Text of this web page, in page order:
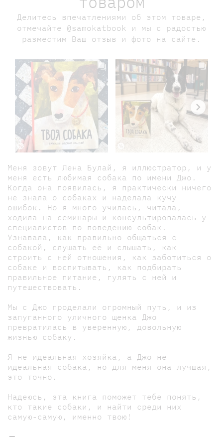
Делитесь впечатлениями об этом товаре,
отмечайте @samokatbook и мы с радостью
разместим Ваш отзыв и фото на сайте.
Меня зовут Лена Булай, я иллюстратор, и у
меня есть любимая собака по имени Джо.
Когда она появилась, я практически ничего
не знала о собаках и наделала кучу
ошибок. Но я много училась, читала,
ходила на семинары и консультировалась у
специалистов по поведению собак.
Узнавала, как правильно общаться с
собакой, слушать её и слышать, как
строить с ней отношения, как заботиться о
собаке и воспитывать, как подбирать
правильное питание, гулять с ней и
путешествовать.
Мы с Джо проделали огромный путь, и из
запуганного уличного щенка Джо
превратилась в уверенную, довольную
жизнью собаку.
Я не идеальная хозяйка, а Джо не
идеальная собака, но для меня она лучшая,
это точно.
Надеюсь, эта книга поможет тебе понять,
кто такие собаки, и найти среди них
самую-самую, именно твою!